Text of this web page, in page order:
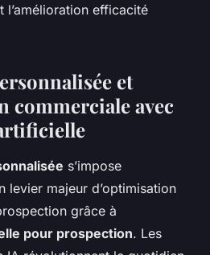
efficacité
et
commerciale avec
s’impose
levier majeur d’optimisation
grâce à
pour prospection. Les